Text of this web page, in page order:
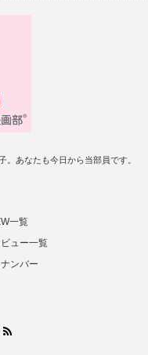
あなたも今日から当部員です。
一覧
ュー一覧
ンバー
Instagram